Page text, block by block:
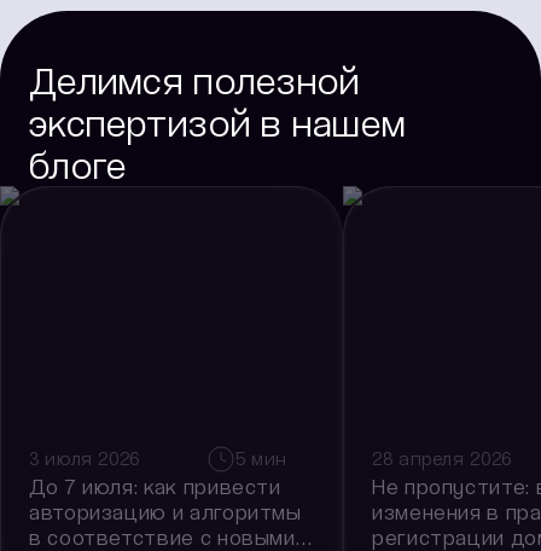
Делимся полезной
экспертизой в нашем
блоге
3 июля 2026 5 мин
До 7 июля: как привести
авторизацию и алгоритмы
в соответствие с новыми
28 апреля 2026
Не пропустите:
изменения в
регистрации